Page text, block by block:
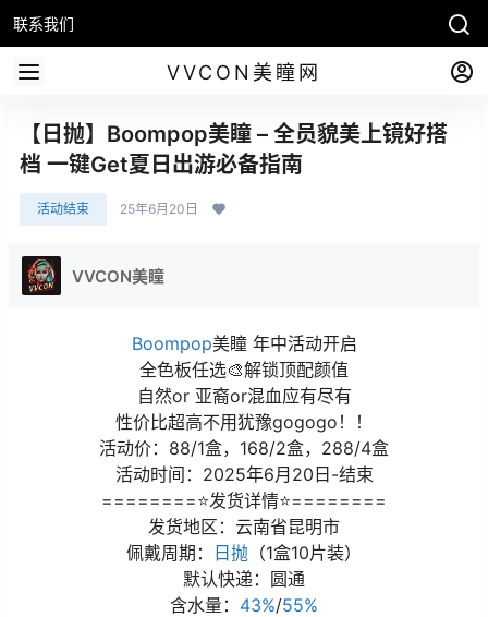
联系我们
VVCON美瞳网
【日抛】Boompop美瞳 – 全员貌美上镜好搭
档 一键Get夏日出游必备指南
活动结束 25年6月20日
VVCON美瞳
Boompop美瞳 年中活动开启
全色板任选🎨解锁顶配颜值
自然or 亚裔or混血应有尽有
性价比超高不用犹豫gogogo！！
活动价：88/1盒，168/2盒，288/4盒
活动时间：2025年6月20日-结束
========⭐发货详情⭐========
发货地区：云南省昆明市
佩戴周期：
日抛 （1盒10片装）
默认快递：圆通
含水量： 43%/55%